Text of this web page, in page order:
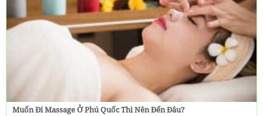
Muốn Đi Massage Ở Phú Quốc Thì Nên Đến Đâu?